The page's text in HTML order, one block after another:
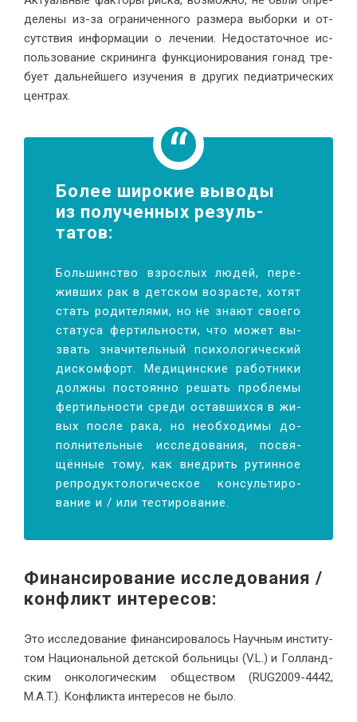
де­ле­ны из-за огра­ни­чен­но­го раз­ме­ра вы­бор­ки и от­
сут­ствия ин­фор­ма­ции о ле­че­нии. Недо­ста­точ­ное ис­
поль­зо­ва­ние скри­нин­га функ­ци­о­ни­ро­ва­ния го­над тре­
бу­ет даль­ней­ше­го изу­че­ния в дру­гих пе­ди­ат­ри­че­ских
центрах.
Бо­лее ши­ро­кие вы­во­ды
из по­лу­чен­ных ре­зуль­
татов:
Боль­шин­ство взрос­лых лю­дей, пе­ре­
жив­ших рак в дет­ском воз­расте, хо­тят
стать ро­ди­те­ля­ми, но не зна­ют сво­е­го
ста­ту­са фер­тиль­но­сти, что мо­жет вы­
звать зна­чи­тель­ный пси­хо­ло­ги­че­ский
дис­ком­форт. Ме­ди­цин­ские ра­бот­ни­ки
долж­ны по­сто­ян­но ре­шать про­бле­мы
фер­тиль­но­сти сре­ди остав­ших­ся в жи­
вых по­сле ра­ка, но необ­хо­ди­мы до­
пол­ни­тель­ные ис­сле­до­ва­ния, по­свя­
щён­ные то­му, как внед­рить ру­тин­ное
ре­про­дук­то­ло­ги­че­ское кон­суль­ти­ро­
ва­ние и / или те­сти­ро­вание.
Финан­си­ро­ва­ние ис­сле­до­ва­ния /
кон­фликт ин­те­ресов:
Это ис­сле­до­ва­ние финан­си­ро­ва­лось На­уч­ным ин­сти­ту­
том На­цио­наль­ной дет­ской боль­ни­цы (V.L.) и Гол­ланд­
ским он­ко­ло­ги­че­ским об­ще­ством (RUG2009-4442,
M.A.T.). Кон­флик­та ин­те­ре­сов не было.